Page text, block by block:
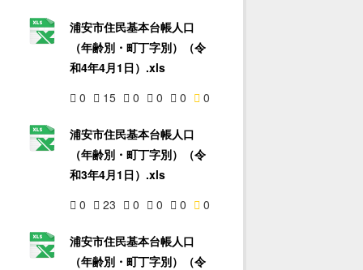
浦安市住民基本台帳人口
（年齢別・町丁字別）（令
和4年4月1日）.xls
0
15 0 0 0 0
浦安市住民基本台帳人口
（年齢別・町丁字別）（令
和3年4月1日）.xls
0
23 0 0 0 0
浦安市住民基本台帳人口
（年齢別・町丁字別）（令